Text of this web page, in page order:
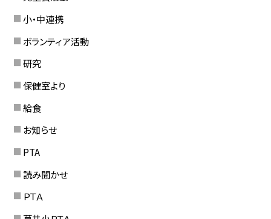
小・中連携
ボランティア活動
研究
保健室より
給食
お知らせ
PTA
読み聞かせ
ＰＴＡ